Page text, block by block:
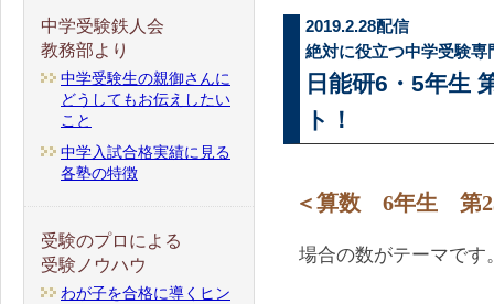
2019.2.28配信
絶対に役立つ中学受験
日能研6・5年生
ト！
＜算数 6年生 第
場合の数がテーマです
中学受験鉄人会
教務部より
中学受験生の親御さんに
どうしてもお伝えしたい
こと
中学入試合格実績に見る
各塾の特徴
受験のプロによる
受験ノウハウ
わが子を合格に導くヒン